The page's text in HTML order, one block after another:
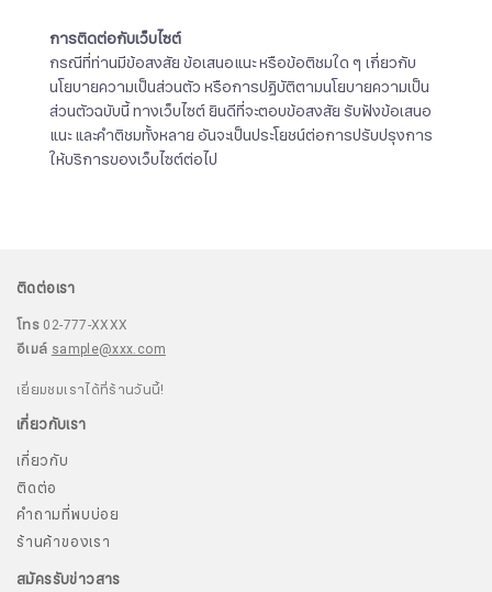
การติดต่อกับเว็บไซต์
กรณีที่ท่านมีข้อสงสัย ข้อเสนอแนะ หรือข้อติชมใด ๆ เกี่ยวกับ
นโยบายความเป็นส่วนตัว หรือการปฏิบัติตามนโยบายความเป็น
ส่วนตัวฉบับนี้ ทางเว็บไซต์ ยินดีที่จะตอบข้อสงสัย รับฟังข้อเสนอ
แนะ และคำติชมทั้งหลาย อันจะเป็นประโยชน์ต่อการปรับปรุงการ
ให้บริการของเว็บไซต์ต่อไป
ติดต่อเรา
โทร 02-777-XXXX
อีเมล์ sample@xxx.com
เยี่ยมชมเราได้ที่ร้านวันนี้!
เกี่ยวกับเรา
เกี่ยวกับ
ติดต่อ
คำถามที่พบบ่อย
ร้านค้าของเรา
สมัครรับข่าวสาร